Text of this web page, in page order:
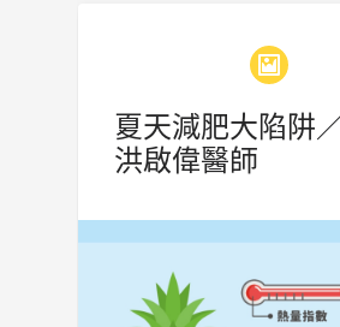
夏天減肥大陷阱
洪啟偉醫師